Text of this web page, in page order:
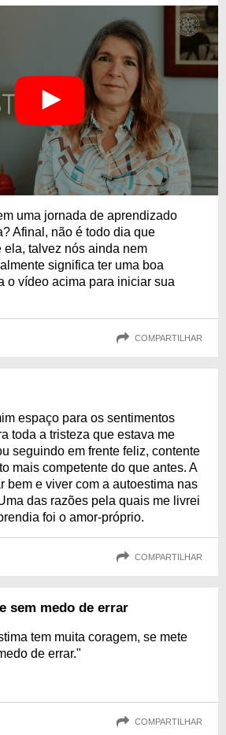
uma jornada de aprendizado
Afinal, não é todo dia que
ela, talvez nós ainda nem
significa ter uma boa
o vídeo acima para iniciar sua
COMPARTILHAR
espaço para os sentimentos
toda a tristeza que estava me
seguindo em frente feliz, contente
mais competente do que antes. A
bem e viver com a autoestima nas
das razões pela quais me livrei
foi o amor-próprio.
COMPARTILHAR
sem medo de errar
tem muita coragem, se mete
de errar."
COMPARTILHAR